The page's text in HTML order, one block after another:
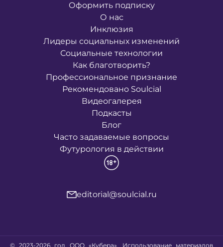
Оформить подписку
О нас
Инклюзия
Лидеры социальных изменений
Социальные технологии
Как благотворить?
Профессиональное признание
Рекомендовано Soulcial
Видеогалерея
Подкасты
Блог
Часто задаваемые вопросы
Футурология в действии
editorial@soulcial.ru
© 2023-2026 год ООО «Кубера». Использование материалов